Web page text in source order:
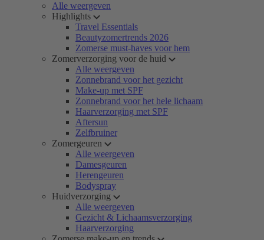
Alle weergeven
Highlights
Travel Essentials
Beautyzomertrends 2026
Zomerse must-haves voor hem
Zomerverzorging voor de huid
Alle weergeven
Zonnebrand voor het gezicht
Make-up met SPF
Zonnebrand voor het hele lichaam
Haarverzorging met SPF
Aftersun
Zelfbruiner
Zomergeuren
Alle weergeven
Damesgeuren
Herengeuren
Bodyspray
Huidverzorging
Alle weergeven
Gezicht & Lichaamsverzorging
Haarverzorging